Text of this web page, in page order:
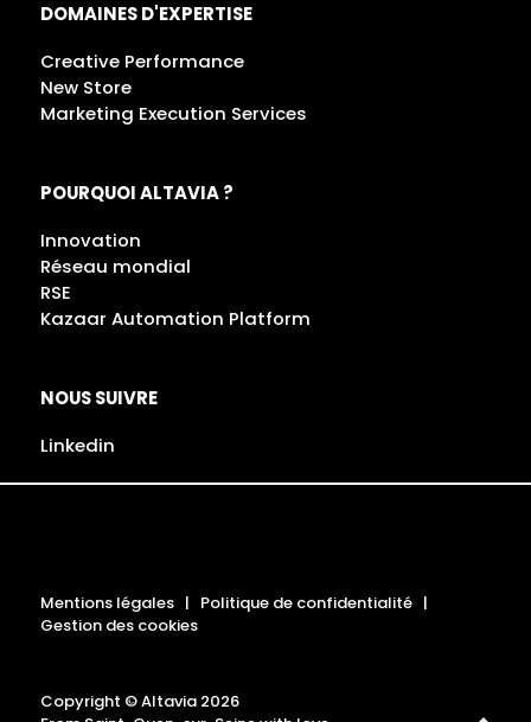
DOMAINES D'EXPERTISE
Creative Performance
New Store
Marketing Execution Services
POURQUOI ALTAVIA ?
Innovation
Réseau mondial
RSE
Kazaar Automation Platform
NOUS SUIVRE
Linkedin
Copyright © Altavia 2026
Mentions légales
Politique de confidentialité
Gestion des cookies